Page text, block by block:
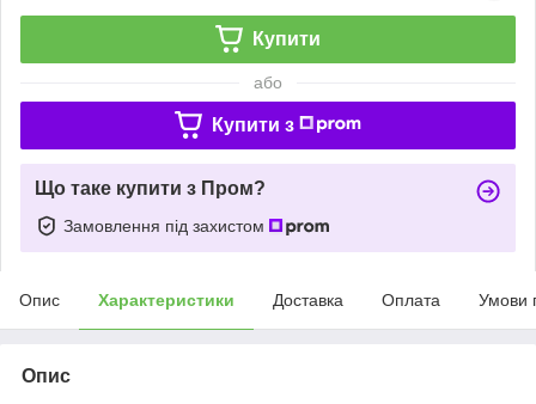
Купити
або
Купити з
Що таке купити з Пром?
Замовлення під захистом
Опис Характеристики Доставка Оплата Умови
Опис